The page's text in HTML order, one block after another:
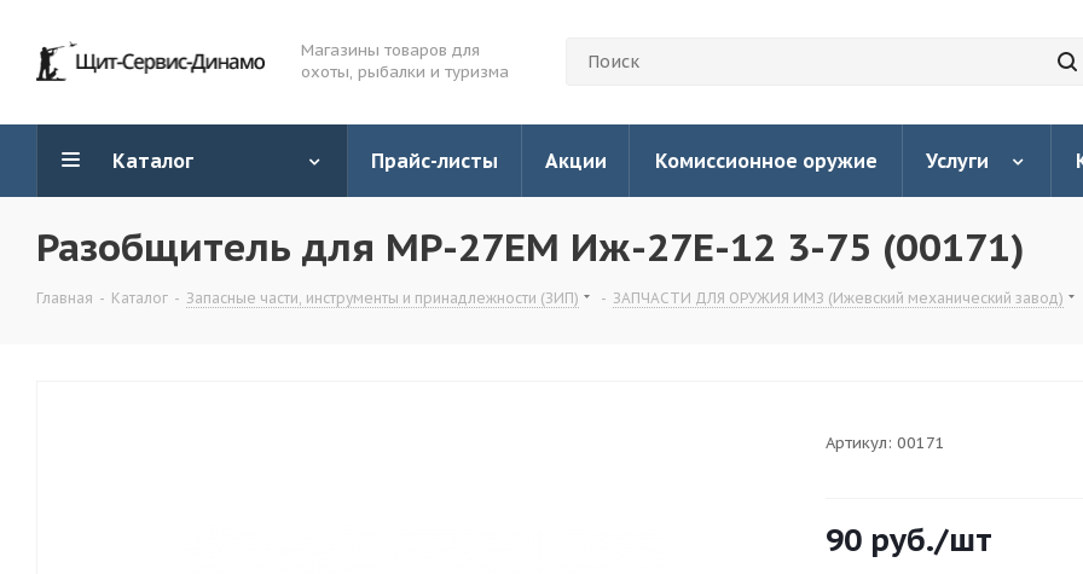
Магазины товаров для
охоты, рыбалки и туризма
Каталог Прайс-листы Акции Комиссионное оружие Услуги
Разобщитель для MP-27EM Иж-27Е-12 3-75 (00171)
Главная - Каталог - Запасные части, инструменты и принадлежности (ЗИП) - ЗАПЧАСТИ ДЛЯ ОРУЖИЯ ИМЗ (Ижевский механический завод)
Артикул: 00171
90 руб./шт